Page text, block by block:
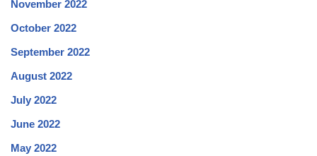
November 2022
October 2022
September 2022
August 2022
July 2022
June 2022
May 2022